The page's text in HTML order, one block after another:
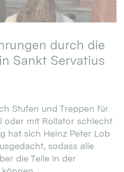
durch die
Sankt Servatius
Stufen und Treppen für
oder mit Rollator schlecht
hat sich Heinz Peter Lob
sodass alle
die Teile in der